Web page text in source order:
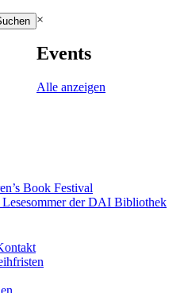
×
Events
Alle anzeigen
Book Festival
Lesesommer der DAI Bibliothek